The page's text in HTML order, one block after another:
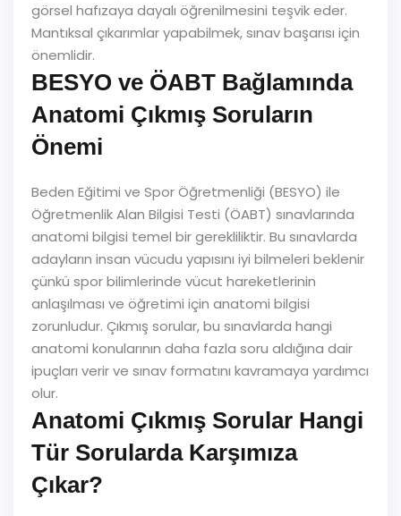
görsel hafızaya dayalı öğrenilmesini teşvik eder.
Mantıksal çıkarımlar yapabilmek, sınav başarısı için
önemlidir.
BESYO ve ÖABT Bağlamında
Anatomi Çıkmış Soruların
Önemi
Beden Eğitimi ve Spor Öğretmenliği (BESYO) ile
Öğretmenlik Alan Bilgisi Testi (ÖABT) sınavlarında
anatomi bilgisi temel bir gerekliliktir. Bu sınavlarda
adayların insan vücudu yapısını iyi bilmeleri beklenir
çünkü spor bilimlerinde vücut hareketlerinin
anlaşılması ve öğretimi için anatomi bilgisi
zorunludur. Çıkmış sorular, bu sınavlarda hangi
anatomi konularının daha fazla soru aldığına dair
ipuçları verir ve sınav formatını kavramaya yardımcı
olur.
Anatomi Çıkmış Sorular Hangi
Tür Sorularda Karşımıza
Çıkar?